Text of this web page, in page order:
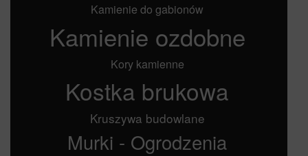
Kamienie do gabionów
Kamienie ozdobne
Kory kamienne
Kostka brukowa
Kruszywa budowlane
Murki - Ogrodzenia